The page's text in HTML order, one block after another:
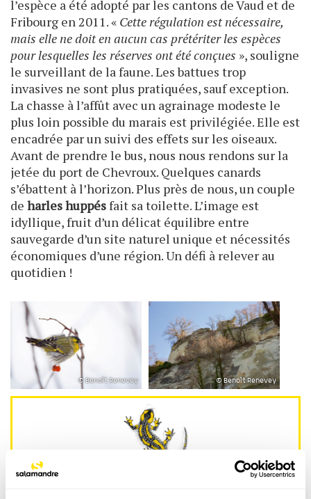
l’espèce a été adopté par les cantons de Vaud et de
Fribourg en 2011. « Cette régulation est nécessaire,
mais elle ne doit en aucun cas prétériter les espèces
pour lesquelles les réserves ont été conçues », souligne
le surveillant de la faune. Les battues trop
invasives ne sont plus pratiquées, sauf exception.
La chasse à l’affût avec un agrainage modeste le
plus loin possible du marais est privilégiée. Elle est
encadrée par un suivi des effets sur les oiseaux.
Avant de prendre le bus, nous nous rendons sur la
jetée du port de Chevroux. Quelques canards
s’ébattent à l’horizon. Plus près de nous, un couple
de harles huppésfait sa toilette. L’image est
idyllique, fruit d’un délicat équilibre entre
sauvegarde d’un site naturel unique et nécessités
économiques d’une région. Un défi à relever au
quotidien !
© Benoît Renevey © Benoît Renevey